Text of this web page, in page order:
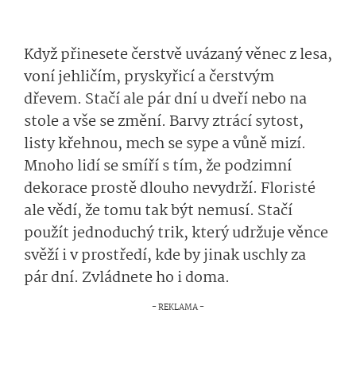
Když přinesete čerstvě uvázaný věnec z lesa,
voní jehličím, pryskyřicí a čerstvým
dřevem. Stačí ale pár dní u dveří nebo na
stole a vše se změní. Barvy ztrácí sytost,
listy křehnou, mech se sype a vůně mizí.
Mnoho lidí se smíří s tím, že podzimní
dekorace prostě dlouho nevydrží. Floristé
ale vědí, že tomu tak být nemusí. Stačí
použít jednoduchý trik, který udržuje věnce
svěží i v prostředí, kde by jinak uschly za
pár dní. Zvládnete ho i doma.